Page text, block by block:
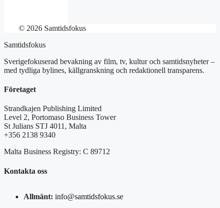
© 2026 Samtidsfokus
Samtidsfokus
Sverigefokuserad bevakning av film, tv, kultur och samtidsnyheter –
med tydliga bylines, källgranskning och redaktionell transparens.
Företaget
Strandkajen Publishing Limited
Level 2, Portomaso Business Tower
St Julians STJ 4011, Malta
+356 2138 9340
Malta Business Registry: C 89712
Kontakta oss
Allmänt: info@samtidsfokus.se